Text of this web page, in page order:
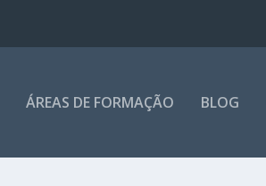
ÁREAS DE FORMAÇÃO BLOG